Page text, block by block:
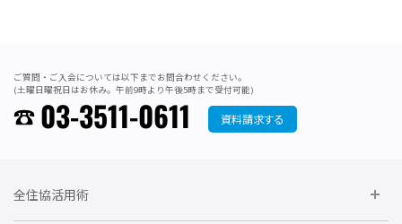
ご質問・ご入会については以下までお問合わせください。
(土曜日曜祝日はお休み。午前9時より午後5時まで受付可能)
03-3511-0611 資料請求する
全住協活用術